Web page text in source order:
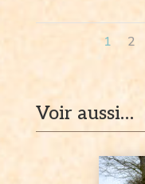
1 2
Voir aussi…